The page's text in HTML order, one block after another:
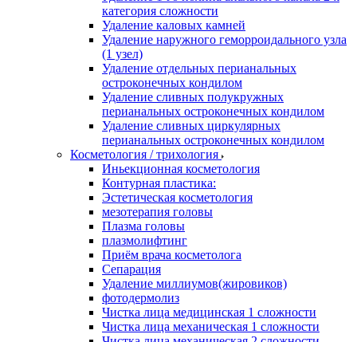
категория сложности
Удаление каловых камней
Удаление наружного геморроидального узла
(1 узел)
Удаление отдельных перианальных
остроконечных кондилом
Удаление сливных полукружных
перианальных остроконечных кондилом
Удаление сливных циркулярных
перианальных остроконечных кондилом
Косметология / трихология
Иньекционная косметология
Контурная пластика:
Эстетическая косметология
мезотерапия головы
Плазма головы
плазмолифтинг
Приём врача косметолога
Сепарация
Удаление миллиумов(жировиков)
фотодермолиз
Чистка лица медицинская 1 сложности
Чистка лица механическая 1 сложности